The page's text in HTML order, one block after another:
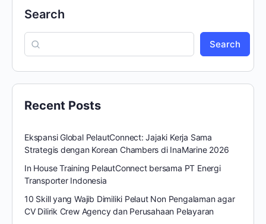
Search
Search
Recent Posts
Ekspansi Global PelautConnect: Jajaki Kerja Sama
Strategis dengan Korean Chambers di InaMarine 2026
In House Training PelautConnect bersama PT Energi
Transporter Indonesia
10 Skill yang Wajib Dimiliki Pelaut Non Pengalaman agar
CV Dilirik Crew Agency dan Perusahaan Pelayaran